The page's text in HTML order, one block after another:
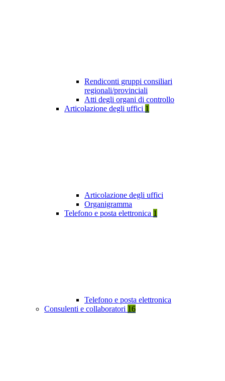
Rendiconti gruppi consiliari
regionali/provinciali
Atti degli organi di controllo
Articolazione degli uffici 1
Articolazione degli uffici
Organigramma
Telefono e posta elettronica 1
Telefono e posta elettronica
Consulenti e collaboratori 16